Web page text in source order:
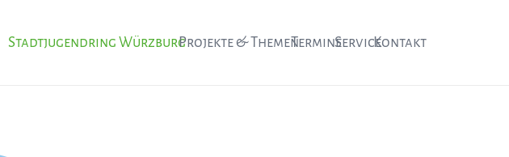
Stadtjugendring WürzburgProjekte & ThemenTermineServiceKontakt